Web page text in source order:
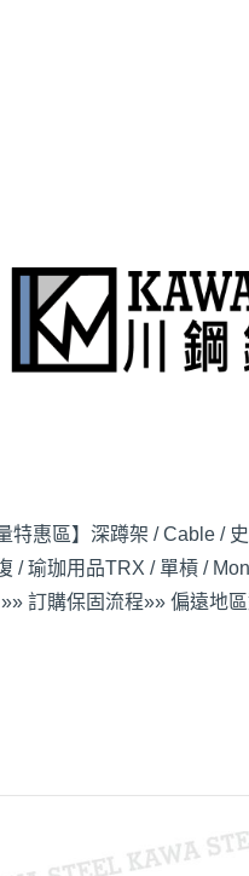
特惠區】 深蹲架 / Cable /
/ 瑜珈用品TRX / 單槓 /
»» 訂購保固流程»» 偏遠地